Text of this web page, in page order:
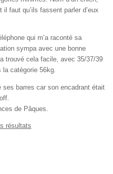
faut qu’ils fassent parler d’eux
qui m’a raconté sa
sympa avec une bonne
trouvé cela facile, avec 35/37/39
la catégorie 56kg.
ses barres car son encadrant était
de Pâques.
résultats